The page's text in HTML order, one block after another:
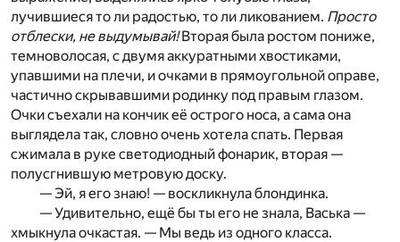
лучившиеся то ли радостью, то ли ликованием. Просто
отблески, не выдумывай!Вторая была ростом пониже,
темноволосая, с двумя аккуратными хвостиками,
упавшими на плечи, и очками в прямоугольной оправе,
частично скрывавшими родинку под правым глазом.
Очки съехали на кончик её острого носа, а сама она
выглядела так, словно очень хотела спать. Первая
сжимала в руке светодиодный фонарик, вторая —
полусгнившую метровую доску.
— Эй, я его знаю! — воскликнула блондинка.
— Удивительно, ещё бы ты его не знала, Васька —
хмыкнула очкастая. — Мы ведь из одного класса.